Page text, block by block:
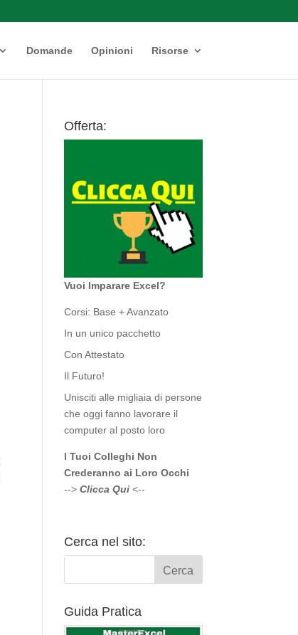
Domande Opinioni Risorse
Offerta:
Vuoi Imparare Excel?
Corsi: Base + Avanzato
In un unico pacchetto
Con Attestato
Il Futuro!
Unisciti alle migliaia di persone
che oggi fanno lavorare il
computer al posto loro
I Tuoi Colleghi Non
Crederanno ai Loro Occhi
-->Clicca Qui <--
Cerca nel sito:
Guida Pratica